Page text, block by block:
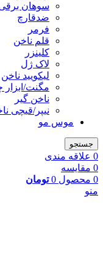
سوهان
ضدقارچ
فرمر
قلم ناخن
کلینزر
لاک ژل
لیکوييد ناخن
مگنت/ابزار
ناخن گیر
نیپر/قیچی
موس مو
جستجو
0 علاقه مندی
0 مقایسه
0 محصول 0 تومان
منو